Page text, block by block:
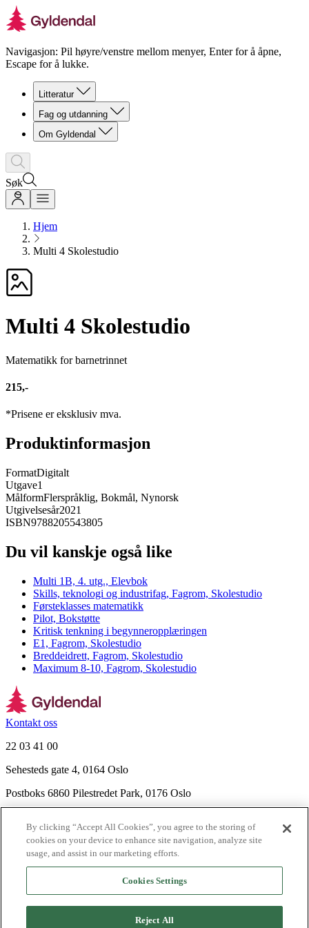
Navigasjon: Pil høyre/venstre mellom menyer, Enter for å åpne,
Escape for å lukke.
Litteratur
Fag og utdanning
Om Gyldendal
Søk
Hjem
Multi 4 Skolestudio
Multi 4 Skolestudio
Matematikk for barnetrinnet
215,-
*Prisene er eksklusiv mva.
Produktinformasjon
FormatDigitalt
Utgave1
MålformFlerspråklig, Bokmål, Nynorsk
Utgivelsesår2021
ISBN9788205543805
Du vil kanskje også like
Multi 1B, 4. utg., Elevbok
Skills, teknologi og industrifag, Fagrom, Skolestudio
Førsteklasses matematikk
Pilot, Bokstøtte
Kritisk tenkning i begynneropplæringen
E1, Fagrom, Skolestudio
Breddeidrett, Fagrom, Skolestudio
Maximum 8-10, Fagrom, Skolestudio
Kontakt oss
22 03 41 00
Sehesteds gate 4, 0164 Oslo
Postboks 6860 Pilestredet Park, 0176 Oslo
Nyhetsbrev
Ledige stillinger
Send inn manus
By clicking “Accept All Cookies”, you agree to the storing of
cookies on your device to enhance site navigation, analyze site
usage, and assist in our marketing efforts.
Cookies Settings
Reject All